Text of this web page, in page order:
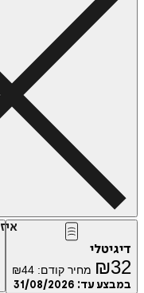
דיגיטלי
₪32 מחיר קודם: ₪44
במבצע עד: 31/08/2026